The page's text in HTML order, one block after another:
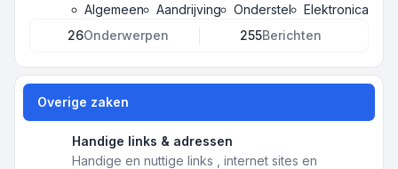
Algemeen
Aandrijving Onderstel
Elektronica
26Onderwerpen 255Berichten
Overige zaken
Handige links & adressen
Handige en nuttige links , internet sites en